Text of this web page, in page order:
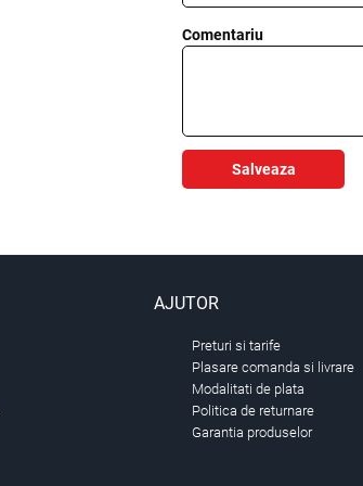
Comentariu
Salveaza
AJUTOR
Preturi si tarife
Plasare comanda si livrare
Modalitati de plata
Politica de returnare
Garantia produselor